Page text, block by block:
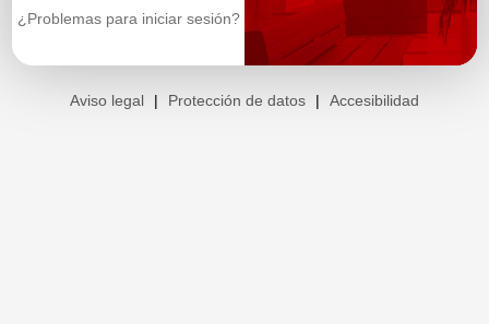
¿Problemas para iniciar sesión?
Aviso legal | Protección de datos | Accesibilidad